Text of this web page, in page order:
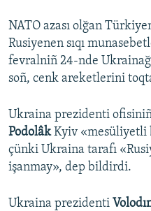
NATO azası olğan
Rusiyenen sıqı
fevralniñ 24-nde
soñ, cenk areketlerini
Ukraina prezidenti
PodolâkKyiv «mesüliyetli
çünki Ukraina tarafı
işanmay», dep bildirdi.
Ukraina prezidenti